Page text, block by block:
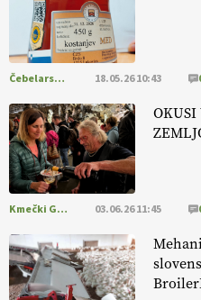
EKOloško =
pomembnejši od
EKOloško =
RAKARI
Čebelarstvo 18.05.26 10:43
OKUSI
Kmečki Glas 03.06.26 11:45